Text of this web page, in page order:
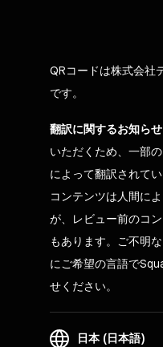
QRコードは株式会社
です。
翻訳に関するお知らせ
いただくため、一部
によって翻訳されて
コンテンツは人間に
が、レビュー前のコ
もあります。ご不明
にご希望の言語で
せください。
日本 (日本語)